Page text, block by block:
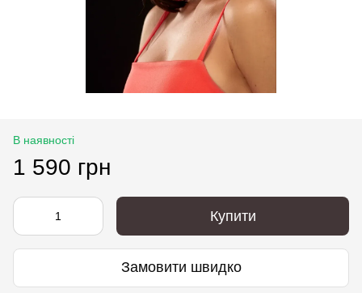
В наявності
1 590 грн
Купити
Замовити швидко